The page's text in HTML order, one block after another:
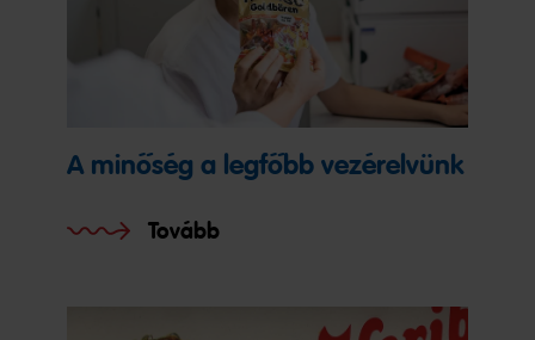
A minőség a legfőbb vezérelvünk
Tovább